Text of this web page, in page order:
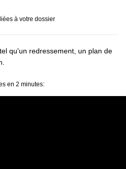
à votre dossier
tel qu'un redressement, un plan de
en 2 minutes: